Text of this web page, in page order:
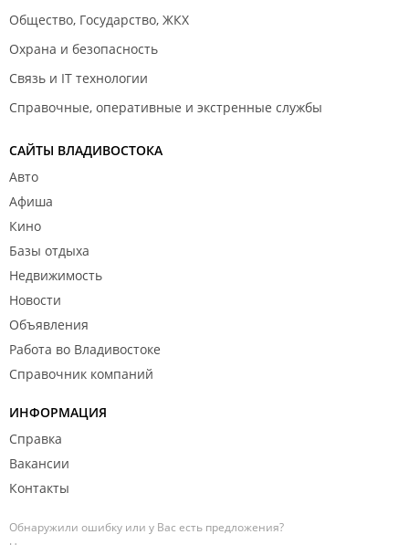
Общество, Государство, ЖКХ
Охрана и безопасность
Связь и IT технологии
Справочные, оперативные и экстренные службы
САЙТЫ ВЛАДИВОСТОКА
Авто
Афиша
Кино
Базы отдыха
Недвижимость
Новости
Объявления
Работа во Владивостоке
Справочник компаний
ИНФОРМАЦИЯ
Справка
Вакансии
Контакты
Обнаружили ошибку или у Вас есть предложения?